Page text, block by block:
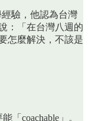
驗，他認為台灣
：「在台灣八週的
怎麼解決，不該是
「coachable」。